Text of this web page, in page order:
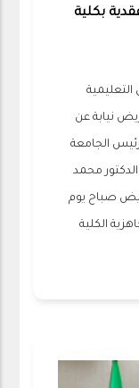
بكلية
نيابة عن
الجامعة
الدكتور محمد
صباح يوم
جاهزية الكلية